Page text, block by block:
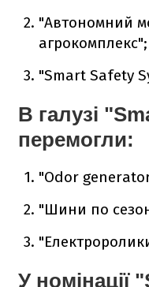
"Автономний
агрокомплекс";
"Smart Safety
В галузі
перемогли:
"Odor
"Шини по
У номінації